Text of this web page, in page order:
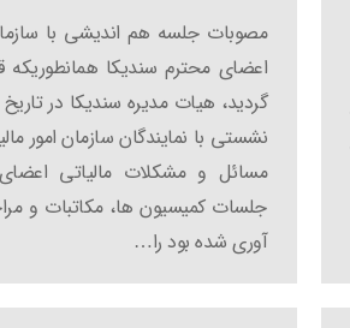
مصوبات جلسه هم اندیشی با
اعضای محترم سندیکا همانطوریکه
نشستی با نمایندگان سازمان امور
مسائل و مشکلات مالیاتی
جلسات کمیسیون ها، مکاتبات و
آوری شده بود را…